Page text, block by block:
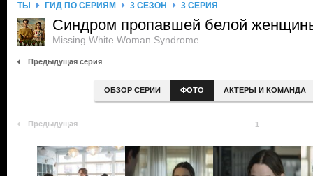
ТЫ ГИД ПО СЕРИЯМ 3 СЕЗОН 3 СЕРИЯ
Синдром пропавшей белой
Missing White Woman Syndrome
Предыдущая серия
ОБЗОР СЕРИИ ФОТО АКТЕРЫ И КОМАНДА
Предыдущая 1